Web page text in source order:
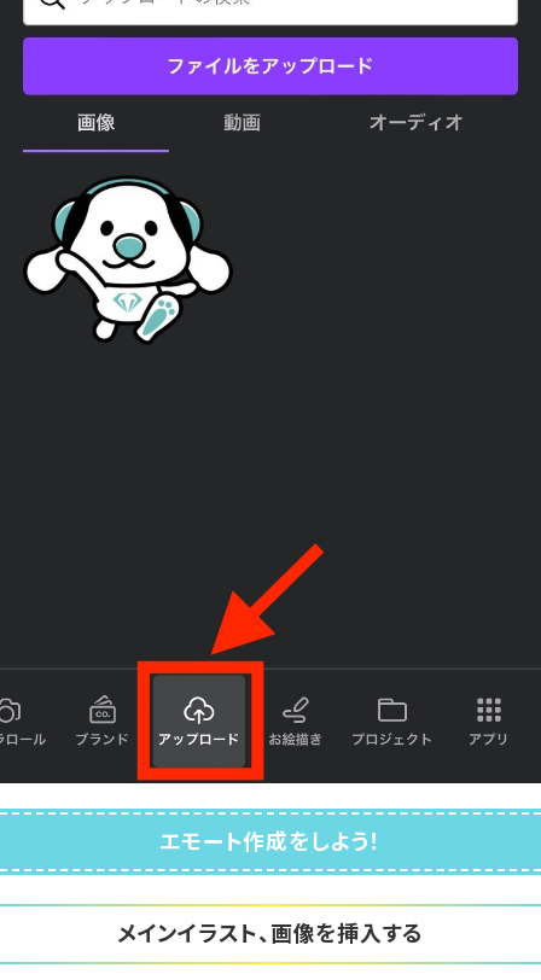
エモート作成をしよう！
メインイラスト、画像を挿入する